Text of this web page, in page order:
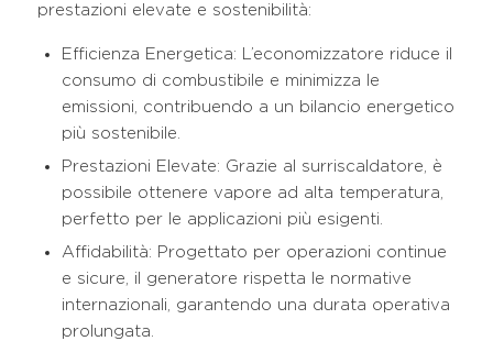
prestazioni elevate e sostenibilità:
Efficienza Energetica: L’economizzatore riduce il
consumo di combustibile e minimizza le
emissioni, contribuendo a un bilancio energetico
più sostenibile.
Prestazioni Elevate: Grazie al surriscaldatore, è
possibile ottenere vapore ad alta temperatura,
perfetto per le applicazioni più esigenti.
Affidabilità: Progettato per operazioni continue
e sicure, il generatore rispetta le normative
internazionali, garantendo una durata operativa
prolungata.